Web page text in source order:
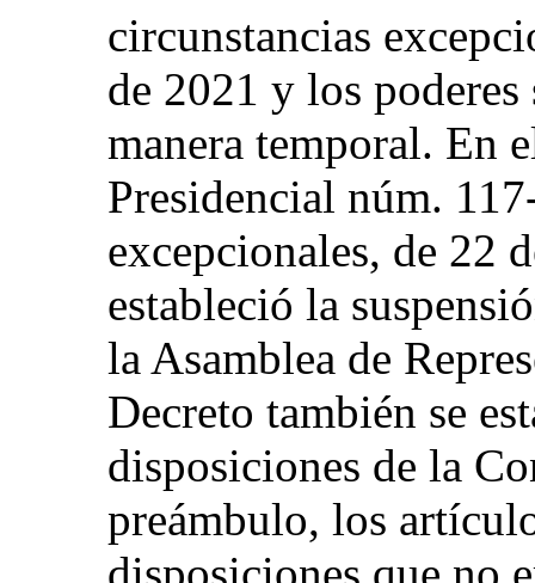
circunstancias
de 2021 y los poderes
manera temporal. En
Presidencial núm.
excepcionales, de 22
estableció la
la Asamblea de
Decreto también se
disposiciones de la
preámbulo, los
disposiciones que no